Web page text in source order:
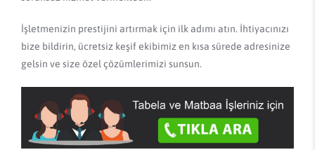
İşletmenizin prestijini artırmak için ilk adımı atın. İhtiyacınızı
bize bildirin, ücretsiz keşif ekibimiz en kısa sürede adresinize
gelsin ve size özel çözümlerimizi sunsun.